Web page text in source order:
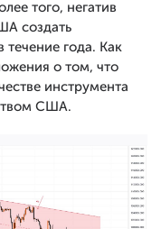
того, негатив
создать
года. Как
о том, что
инструмента
США.